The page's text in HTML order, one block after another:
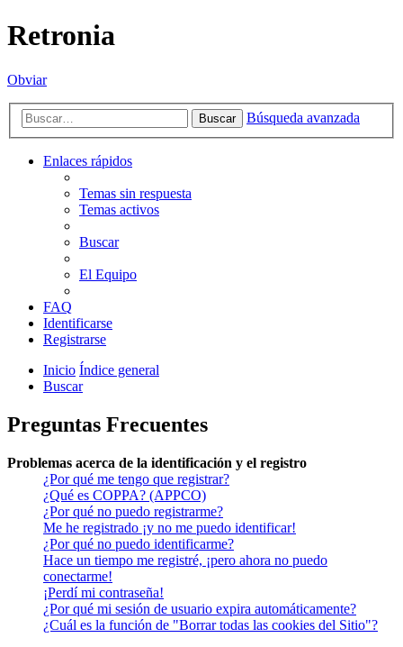
Retronia
Obviar
Buscar Búsqueda avanzada
Enlaces rápidos
Temas sin respuesta
Temas activos
Buscar
El Equipo
FAQ
Identificarse
Registrarse
Inicio Índice general
Buscar
Preguntas Frecuentes
Problemas acerca de la identificación y el registro
¿Por qué me tengo que registrar?
¿Qué es COPPA? (APPCO)
¿Por qué no puedo registrarme?
Me he registrado ¡y no me puedo identificar!
¿Por qué no puedo identificarme?
Hace un tiempo me registré, ¡pero ahora no puedo
conectarme!
¡Perdí mi contraseña!
¿Por qué mi sesión de usuario expira automáticamente?
¿Cuál es la función de "Borrar todas las cookies del Sitio"?